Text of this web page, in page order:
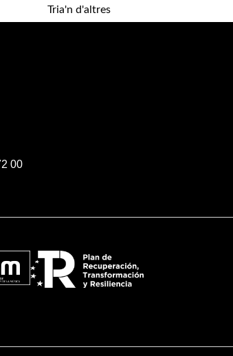
Tria'n d'altres
00